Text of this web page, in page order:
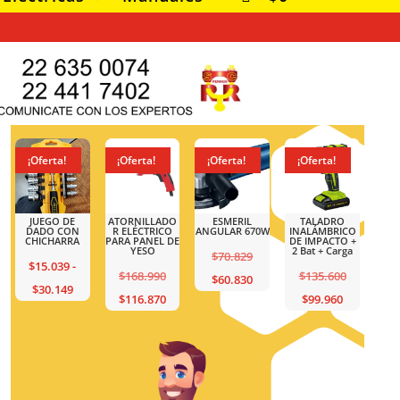
Rango
¡Oferta!
ATORNILLADO
R ELÉCTRICO
PARA PANEL DE
$
El
precio
$168.990.
$116.870
El
$116.870.
¡Oferta!
ESMERIL
ANGULAR 670W
precio
original
$70.829.
$60.830
precio
es:
$60.830.
¡Oferta!
TALADRO
INALÁMBRICO
DE IMPACTO +
2 Bat + Carga
$135.600
El
precio
original
era:
precio
actual
¡Oferta!
JUEGO DE
DADO CON
CHICHARRA